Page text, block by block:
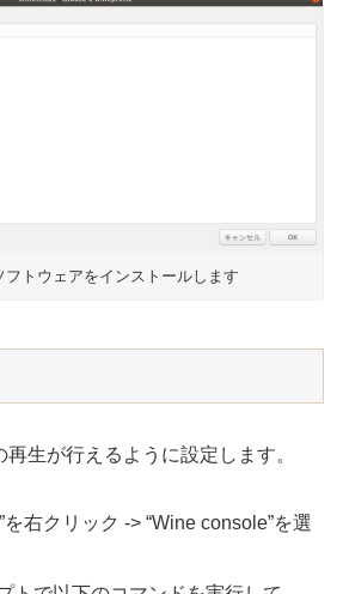
フトウェアをインストールします
生が行えるように設定します。
を右クリック -> “Wine console”を選